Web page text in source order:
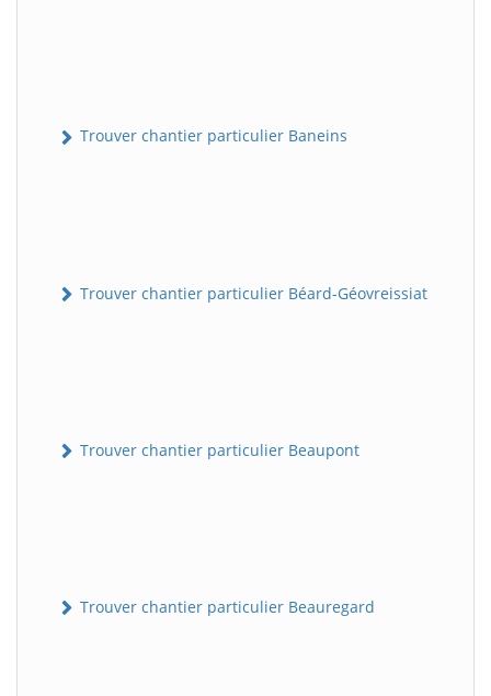
Trouver chantier particulier Baneins
Trouver chantier particulier Béard-Géovreissiat
Trouver chantier particulier Beaupont
Trouver chantier particulier Beauregard